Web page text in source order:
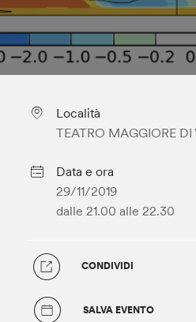
Località
TEATRO MAGGIORE DI
Data e ora
29/11/2019
dalle 21.00 alle 22.30
CONDIVIDI
SALVA EVENTO